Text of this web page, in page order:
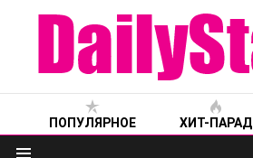
ПОПУЛЯРНОЕ ХИТ-ПАРАД